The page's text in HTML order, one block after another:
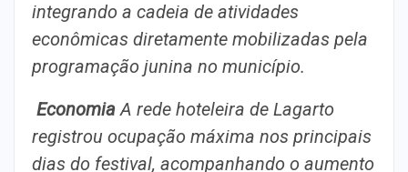
integrando a cadeia de atividades
econômicas diretamente mobilizadas pela
programação junina no município.
Economia A rede hoteleira de Lagarto
registrou ocupação máxima nos principais
dias do festival, acompanhando o aumento